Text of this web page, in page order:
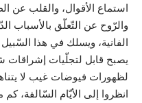
استماع الأقوال، والقلب عن
والرّوح عن التّعلّق بالأسباب
الفانية، ويسلك في هذا
يصبح قابل لتجلّيات إشراقات
لظهورات فيوضات غيب لا
انظروا إلى الأيّام السّالفة،